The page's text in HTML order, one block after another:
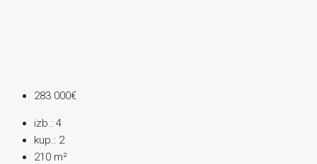
283 000€
izb.: 4
kup.: 2
210 m²